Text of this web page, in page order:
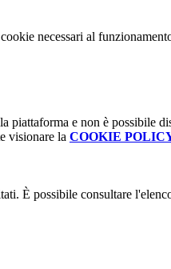
necessari al
piattaforma e non è possibile
visionare la COOKIE
È possibile consultare